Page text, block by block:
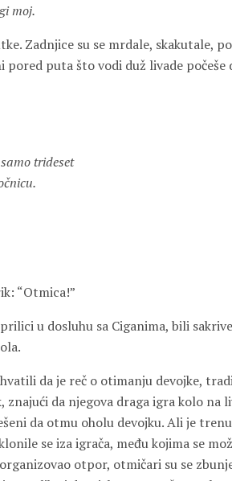
moj.
Zadnjice su se mrdale, skakutale,
pored puta što vodi duž livade
trideset
“Otmica!”
u dosluhu sa Ciganima, bili
da je reč o otimanju devojke,
znajući da njegova draga igra kolo na
da otmu oholu devojku. Ali je
se iza igrača, među kojima se
otpor, otmičari su se